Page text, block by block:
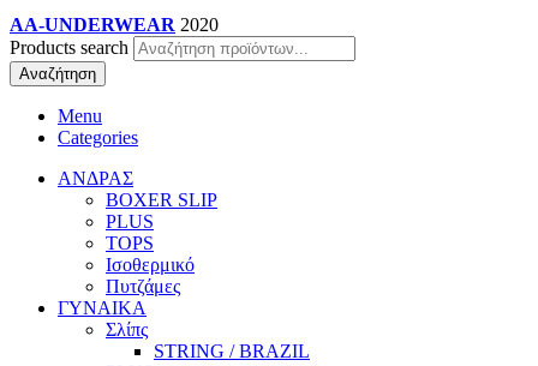
AA-UNDERWEAR 2020
Products search
Αναζήτηση
Menu
Categories
ΑΝΔΡΑΣ
BOXER SLIP
PLUS
TOPS
Ισοθερμικό
Πυτζάμες
ΓΥΝΑΙΚΑ
Σλίπς
STRING / BRAZIL